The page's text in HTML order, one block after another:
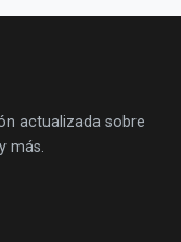
actualizada sobre
más.